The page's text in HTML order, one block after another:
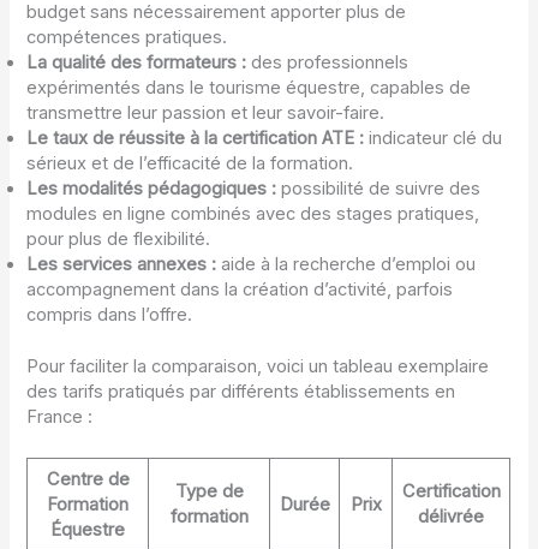
budget sans nécessairement apporter plus de
compétences pratiques.
La qualité des formateurs : des professionnels
expérimentés dans le tourisme équestre, capables de
transmettre leur passion et leur savoir-faire.
Le taux de réussite à la certification ATE : indicateur clé du
sérieux et de l’efficacité de la formation.
Les modalités pédagogiques : possibilité de suivre des
modules en ligne combinés avec des stages pratiques,
pour plus de flexibilité.
Les services annexes : aide à la recherche d’emploi ou
accompagnement dans la création d’activité, parfois
compris dans l’offre.
Pour faciliter la comparaison, voici un tableau exemplaire
des tarifs pratiqués par différents établissements en
France :
Centre de
Formation
Équestre
Type de
formation
Durée Prix
Certification
délivrée